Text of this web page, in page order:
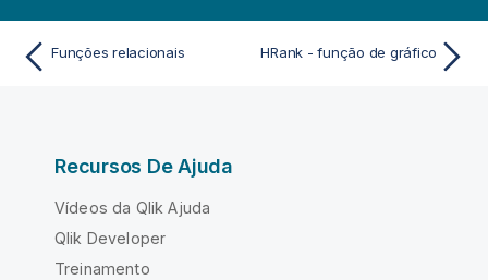
Funções relacionais HRank - função de gráfico
Recursos De Ajuda
Vídeos da Qlik Ajuda
Qlik Developer
Treinamento